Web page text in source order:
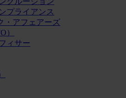
プライアンス
・アフェアーズ
）
ィサー